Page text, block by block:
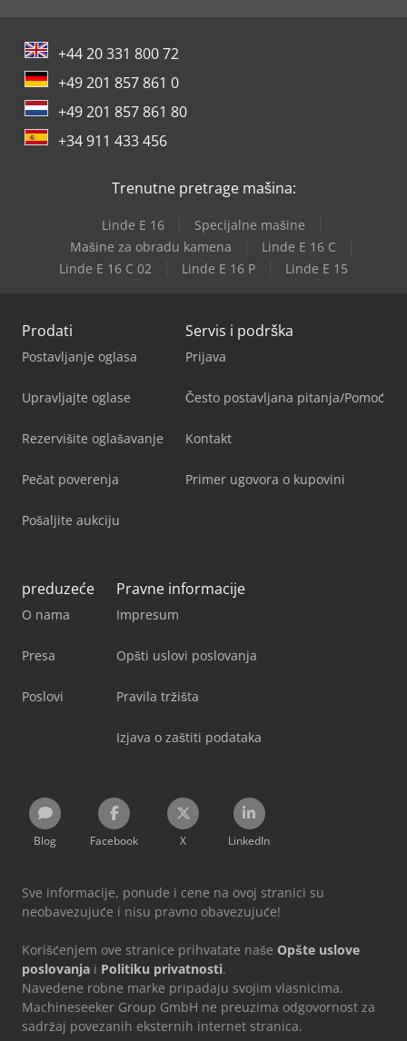
+44 20 331 800 72
+49 201 857 861 0
+49 201 857 861 80
+34 911 433 456
Trenutne pretrage mašina:
Linde E 16
Specijalne mašine
Mašine za obradu kamena
Linde E 16 C
Linde E 16 C 02
Linde E 16 P Linde E 15
Prodati
Postavljanje oglasa
Upravljajte oglase
Rezervišite oglašavanje
Pečat poverenja
Pošaljite aukciju
Servis i podrška
Prijava
Često postavljana pitanja/Pomoć
Kontakt
Primer ugovora o kupovini
preduzeće
O nama
Presa
Poslovi
Pravne informacije
Impresum
Opšti uslovi poslovanja
Pravila tržišta
Izjava o zaštiti podataka
Blog Facebook X LinkedIn
Sve informacije, ponude i cene na ovoj stranici su
neobavezujuće i nisu pravno obavezujuće!
Korišćenjem ove stranice prihvatate naše Opšte uslove
poslovanja i Politiku privatnosti.
Navedene robne marke pripadaju svojim vlasnicima.
Machineseeker Group GmbH ne preuzima odgovornost za
sadržaj povezanih eksternih internet stranica.